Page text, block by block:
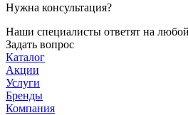
Нужна консультация?
Наши специалисты ответят на
Задать вопрос
Каталог
Акции
Услуги
Бренды
Компания